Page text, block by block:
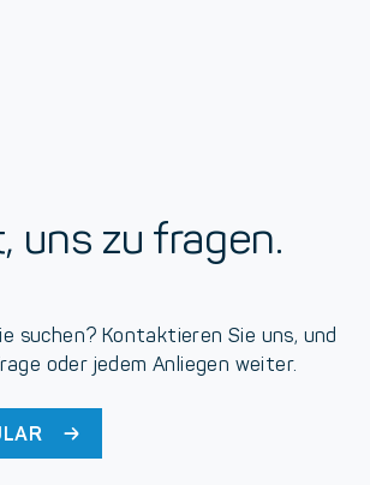
uns zu fragen.
suchen? Kontaktieren Sie uns, und
oder jedem Anliegen weiter.